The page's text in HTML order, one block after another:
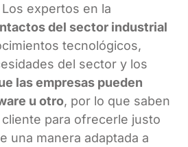
Los expertos en la
del sector industrial
tecnológicos,
del sector y los
las empresas pueden
u otro, por lo que saben
para ofrecerle justo
una manera adaptada a